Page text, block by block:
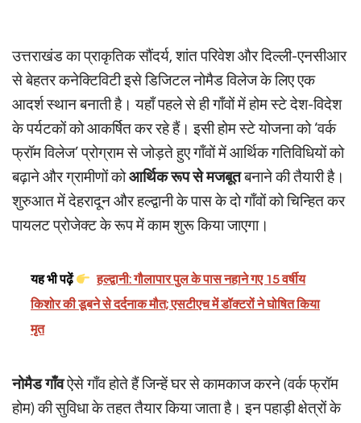
उत्तराखंड का प्राकृतिक सौंदर्य, शांत परिवेश और दिल्ली-एनसीआर
से बेहतर कनेक्टिविटी इसे डिजिटल नोमैड विलेज के लिए एक
आदर्श स्थान बनाती है। यहाँ पहले से ही गाँवों में होम स्टे देश-विदेश
के पर्यटकों को आकर्षित कर रहे हैं। इसी होम स्टे योजना को ‘वर्क
फ्रॉम विलेज’ प्रोग्राम से जोड़ते हुए गाँवों में आर्थिक गतिविधियों को
बढ़ाने और ग्रामीणों कोआर्थिक रूप से मजबूतबनाने की तैयारी है।
शुरुआत में देहरादून और हल्द्वानी के पास के दो गाँवों को चिन्हित कर
पायलट प्रोजेक्ट के रूप में काम शुरू किया जाएगा।
यह भी पढ़ें
हल्द्वानी: गौलापार पुल के पास नहाने गए 15 वर्षीय
किशोर की डूबने से दर्दनाक मौत; एसटीएच में डॉक्टरों ने घोषित किया
मृत
नोमैड गाँवऐसे गाँव होते हैं जिन्हें घर से कामकाज करने (वर्क फ्रॉम
होम) की सुविधा के तहत तैयार किया जाता है। इन पहाड़ी क्षेत्रों के